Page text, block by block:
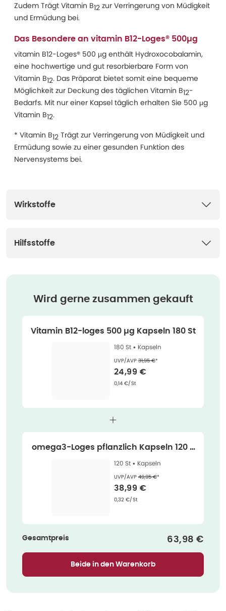
Zudem Trägt Vitamin B12 zur Verringerung von Müdigkeit
und Ermüdung bei.
Das Besondere an vitamin B12-Loges® 500µg
vitamin B12-Loges® 500 µg enthält Hydroxocobalamin,
eine hochwertige und gut resorbierbare Form von
Vitamin B12. Das Präparat bietet somit eine bequeme
Möglichkeit zur Deckung des täglichen Vitamin B12-
Bedarfs. Mit nur einer Kapsel täglich erhalten Sie 500 µg
Vitamin B12.
* Vitamin B12 Trägt zur Verringerung von Müdigkeit und
Ermüdung sowie zu einer gesunden Funktion des
Nervensystems bei.
Wirkstoffe
Hilfsstoffe
Wird gerne zusammen gekauft
Vitamin B12-loges 500 µg Kapseln 180 St
180 St • Kapseln
UVP/AVPEhemaliger Preis (U V P)
31,95 €*
Verkaufspreis
24,99 €
Grundpreis
0,14 €/St
omega3-Loges pflanzlich Kapseln 120 S
t120 St • Kapseln
UVP/AVPEhemaliger Preis (U V P)
49,95 €*
Verkaufspreis
38,99 €
Grundpreis
0,32 €/St
Gesamtpreis 63,98 €
Beide in den Warenkorb